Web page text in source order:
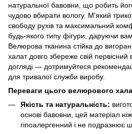
натуральної бавовни, що робить
чудово вбирати вологу. М'який
свободу рухів та максимальний
будь-якого типу фігури, даруючи вам
Велюрова тканина стійка до
халат довго збереже свій
догляді — дотримуйтеся
для тривалої служби виробу.
Переваги цього велюрового
Якість та натуральність:
основі бавовни, цей матеріал
гіпоалергенний і не подразнює